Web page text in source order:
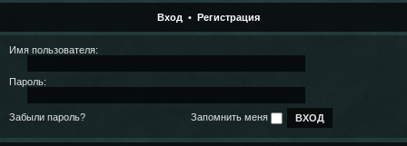
Вход • Регистрация
Имя пользователя:
Пароль:
Забыли пароль? Запомнить меня